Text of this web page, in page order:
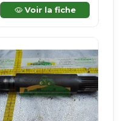
Voir la fiche